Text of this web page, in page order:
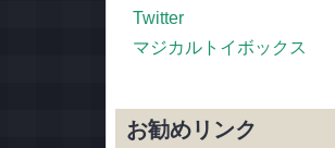
Twitter
マジカルトイボックス
お勧めリンク